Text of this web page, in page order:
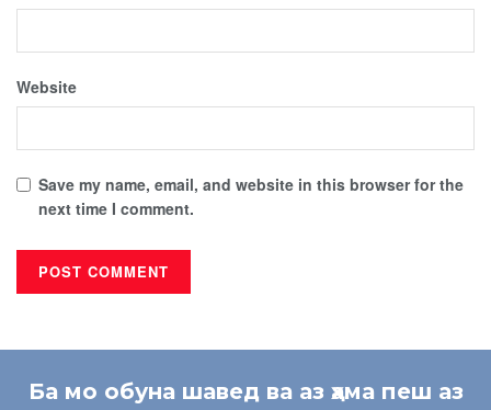
Website
Save my name, email, and website in this browser for the
next time I comment.
Ба мо обуна шавед ва аз ҳама пеш аз